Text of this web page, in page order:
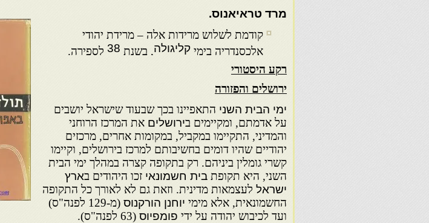
מרד טראיאנוס.
קודמת לשלוש מרידות אלה – מרידת יהודי
אלכסנדריה בימי קליגולה , בשנת 38 לספירה.
רקע היסטורי
ירושלים והפזורה
ימי הבית השני התאפיינו בכך שבעוד שישראל יושבים
על אדמתם, ומקיימים בירושלים את המרכז הרוחני
והמדיני, התקיימו במקביל, במקומות אחרים, מרכזים
יהודיים שהיו דומים בחשיבותם למרכז בירושלים, וקיימו
קשרי גומלין ביניהם. רק בתקופה קצרה במהלך ימי הבית
השני, היא תקופת בית חשמונאי זכו היהודים בארץ
ישראל לעצמאות מדינית. וזאת גם לא לאורך כל התקופה
החשמונאית, אלא מימי יוחנן הורקנוס
(מ-129 לפנה"ס)
ועד לכיבוש יהודה על ידי פומפיוס (63 לפנה"ס).